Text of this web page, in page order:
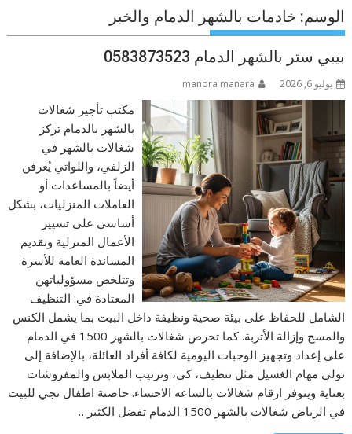
الوسم: خادمات بالشهر الدمام والخبر
بيبي ستر بالشهر الدمام 0583873523
يوليو 6, 2026 manora manara
مكتب تأجير شغالات
بالشهر بالدمام تركز
شغالات بالشهر في
الزلفي، واللواتي يُعرفن
أيضاً بالمساعدات أو
العاملات المنزليات، بشكل
أساسي على تسيير
الأعمال المنزلية وتقديم
المساندة العامة للأسرة.
وتتلخص مسؤولياتهن
المعتادة في: التنظيف
الشامل للحفاظ على بيئة صحية ونظيفة داخل البيت بما يشمل الكنس
والمسح وإزالة الأتربة. كما تحرص شغالات بالشهر 1500 في الدمام
على إعداد وتجهيز الوجبات اليومية لكافة أفراد العائلة، بالإضافة إلى
تولي مهام الغسيل مثل تنظيف، كي، وترتيب الملابس والمفروشات
بعناية ويتوفر ارقام شغالات بالساعه الاحساء. حاضنة اطفال تجي للبيت
في الرياض شغالات بالشهر 1500 الدمام تفضل الكثير…